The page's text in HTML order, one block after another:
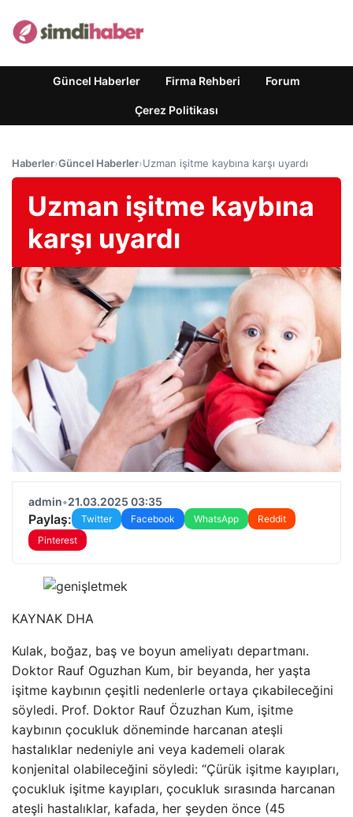
Güncel Haberler Firma Rehberi Forum
Çerez Politikası
Haberler›Güncel Haberler›Uzman işitme kaybına karşı uyardı
Uzman işitme kaybına
karşı uyardı
admin•21.03.2025 03:35
Paylaş: Twitter Facebook WhatsApp
Reddit
Pinterest
KAYNAK DHA
Kulak, boğaz, baş ve boyun ameliyatı departmanı.
Doktor Rauf Oguzhan Kum, bir beyanda, her yaşta
işitme kaybının çeşitli nedenlerle ortaya çıkabileceğini
söyledi. Prof. Doktor Rauf Özuzhan Kum, işitme
kaybının çocukluk döneminde harcanan ateşli
hastalıklar nedeniyle ani veya kademeli olarak
konjenital olabileceğini söyledi: “Çürük işitme kayıpları,
çocukluk işitme kayıpları, çocukluk sırasında harcanan
ateşli hastalıklar, kafada, her şeyden önce (45